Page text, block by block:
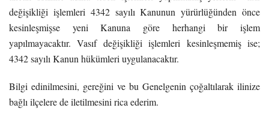
değişikliği işlemleri 4342 sayılı Kanunun yürürlüğünden önce
kesinleşmişse yeni Kanuna göre herhangi bir işlem
yapılmayacaktır. Vasıf değişikliği işlemleri kesinleşmemiş ise;
4342 sayılı Kanun hükümleri uygulanacaktır.
Bilgi edinilmesini, gereğini ve bu Genelgenin çoğaltılarak ilinize
bağlı ilçelere de iletilmesini rica ederim.